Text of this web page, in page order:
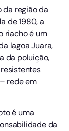
da região da
de 1980, a
riacho é um
lagoa Juara,
da poluição,
rede em
é uma
da